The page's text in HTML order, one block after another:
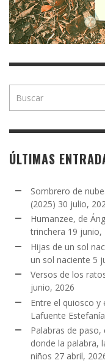
ÚLTIMAS
Sombrero de
(2025) 30 julio,
Humanzee, de
trinchera 19 junio,
Hijas de un sol
un sol naciente 5
Versos de los
junio, 2026
Entre el quiosco y
Lafuente Estefanía
Palabras de paso,
donde la palabra,
niños 27 abril,